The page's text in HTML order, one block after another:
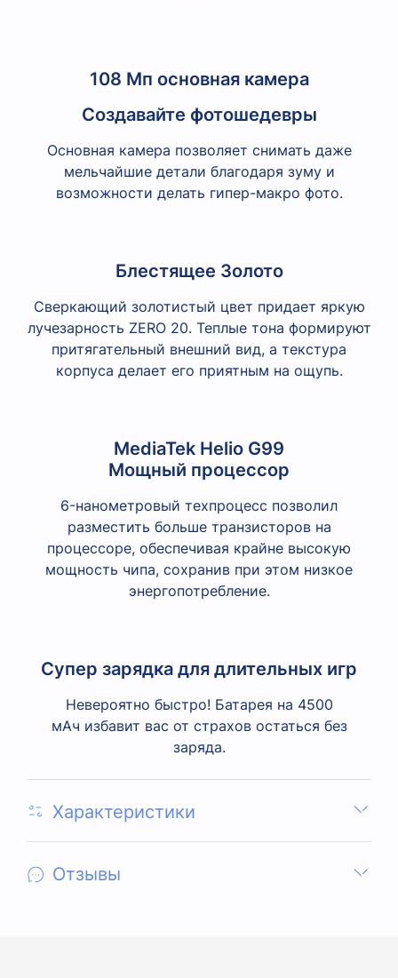
108 Мп основная камера
Создавайте фотошедевры
Основная камера позволяет снимать даже
мельчайшие детали благодаря зуму и
возможности делать гипер-макро фото.
Блестящее Золото
Сверкающий золотистый цвет придает яркую
лучезарность ZERO 20. Теплые тона формируют
притягательный внешний вид, а текстура
корпуса делает его приятным на ощупь.
MediaTek Helio G99
Мощный процессор
6-нанометровый техпроцесс позволил
разместить больше транзисторов на
процессоре, обеспечивая крайне высокую
мощность чипа, сохранив при этом низкое
энергопотребление.
Супер зарядка для длительных игр
Невероятно быстро! Батарея на 4500
мАч избавит вас от страхов остаться без
заряда.
Характеристики
Отзывы